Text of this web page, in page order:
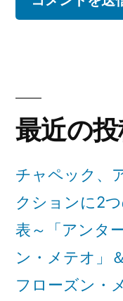
最近の
チャペック、
クションに2
表～「アンタ
ン・メテオ」
フローズン・